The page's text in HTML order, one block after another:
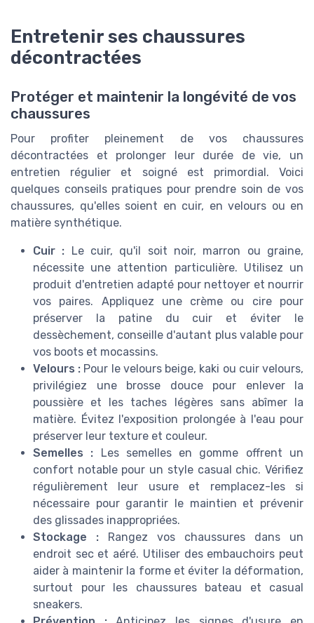
Entretenir ses chaussures
décontractées
Protéger et maintenir la longévité de vos
chaussures
Pour profiter pleinement de vos chaussures
décontractées et prolonger leur durée de vie, un
entretien régulier et soigné est primordial. Voici
quelques conseils pratiques pour prendre soin de vos
chaussures, qu'elles soient en cuir, en velours ou en
matière synthétique.
Cuir : Le cuir, qu'il soit noir, marron ou graine,
nécessite une attention particulière. Utilisez un
produit d'entretien adapté pour nettoyer et nourrir
vos paires. Appliquez une crème ou cire pour
préserver la patine du cuir et éviter le
dessèchement, conseille d'autant plus valable pour
vos boots et mocassins.
Velours : Pour le velours beige, kaki ou cuir velours,
privilégiez une brosse douce pour enlever la
poussière et les taches légères sans abîmer la
matière. Évitez l'exposition prolongée à l'eau pour
préserver leur texture et couleur.
Semelles : Les semelles en gomme offrent un
confort notable pour un style casual chic. Vérifiez
régulièrement leur usure et remplacez-les si
nécessaire pour garantir le maintien et prévenir
des glissades inappropriées.
Stockage : Rangez vos chaussures dans un
endroit sec et aéré. Utiliser des embauchoirs peut
aider à maintenir la forme et éviter la déformation,
surtout pour les chaussures bateau et casual
sneakers.